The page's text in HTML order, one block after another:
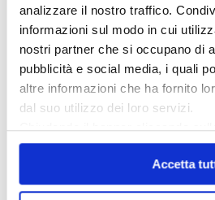
analizzare il nostro traffico.
informazioni sul modo in cui
nostri partner che si occupano di
pubblicità e social media, i quali
altre informazioni che ha fornito
dal suo utilizzo dei loro servizi.
Chiudendo il banner cliccando
solo i cookie necessari.
Accetta
〉 Rubriche